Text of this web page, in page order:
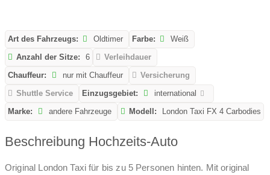
Art des Fahrzeugs: Oldtimer Farbe:
Weiß
Anzahl der Sitze:
6
Verleihdauer
Chauffeur:
nur mit Chauffeur
Versicherung
Shuttle Service
Einzugsgebiet:
international
Marke:
andere Fahrzeuge Modell: London Taxi FX 4 Carbodies
Beschreibung Hochzeits-Auto
Original London Taxi für bis zu 5 Personen hinten. Mit original